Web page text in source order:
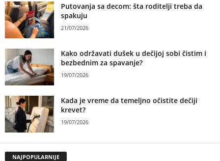
Putovanja sa decom: šta roditelji treba da
spakuju
21/07/2026
Kako održavati dušek u dečijoj sobi čistim i
bezbednim za spavanje?
19/07/2026
Kada je vreme da temeljno očistite dečiji
krevet?
19/07/2026
NAJPOPULARNIJE